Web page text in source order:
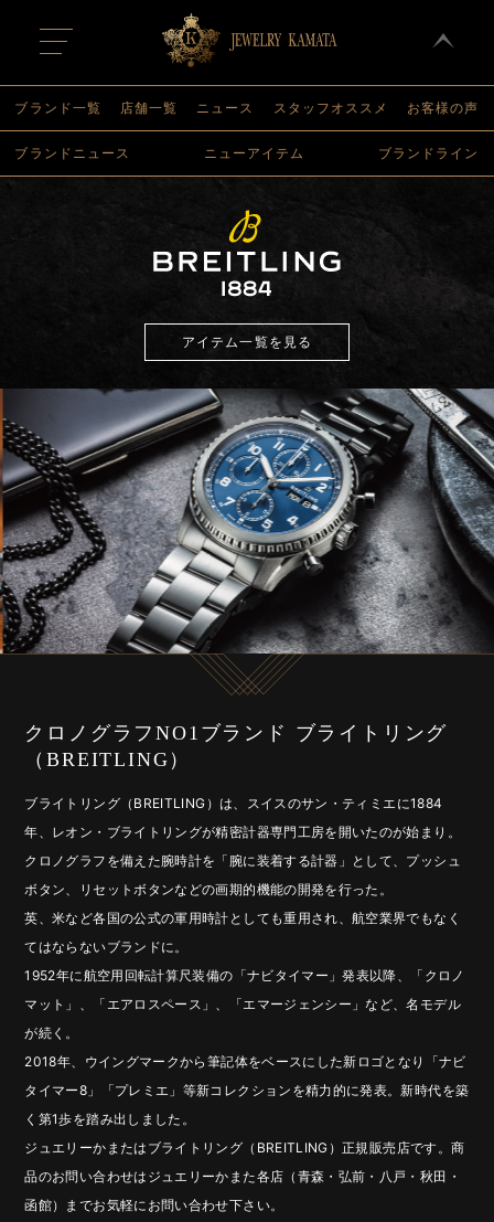
t
o
g
l
n
a
ブランド一覧 店舗一覧 ニュース スタッフオススメ お客様の声
ブランドニュース ニューアイテム ブランドライン
アイテム一覧を見る
クロノグラフNO1ブランド ブライトリング
（BREITLING）
ブライトリング（BREITLING）は、スイスのサン・ティミエに1884
年、レオン・ブライトリングが精密計器専門工房を開いたのが始まり。
クロノグラフを備えた腕時計を「腕に装着する計器」として、プッシュ
ボタン、リセットボタンなどの画期的機能の開発を行った。
英、米など各国の公式の軍用時計としても重用され、航空業界でもなく
てはならないブランドに。
1952年に航空用回転計算尺装備の「ナビタイマー」発表以降、「クロノ
マット」、「エアロスペース」、「エマージェンシー」など、名モデル
が続く。
2018年、ウイングマークから筆記体をベースにした新ロゴとなり「ナビ
タイマー8」「プレミエ」等新コレクションを精力的に発表。新時代を築
く第1歩を踏み出しました。
ジュエリーかまたはブライトリング（BREITLING）正規販売店です。商
品のお問い合わせはジュエリーかまた各店（青森・弘前・八戸・秋田・
函館）までお気軽にお問い合わせ下さい。